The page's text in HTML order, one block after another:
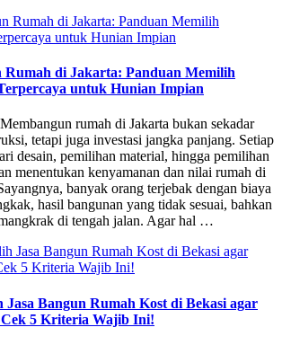
Rumah di Jakarta: Panduan Memilih
untuk Hunian Impian
rumah di Jakarta bukan sekadar
tetapi juga investasi jangka panjang. Setiap
desain, pemilihan material, hingga pemilihan
menentukan kenyamanan dan nilai rumah di
banyak orang terjebak dengan biaya
hasil bangunan yang tidak sesuai, bahkan
di tengah jalan. Agar hal …
Jasa Bangun Rumah Kost di Bekasi agar
5 Kriteria Wajib Ini!